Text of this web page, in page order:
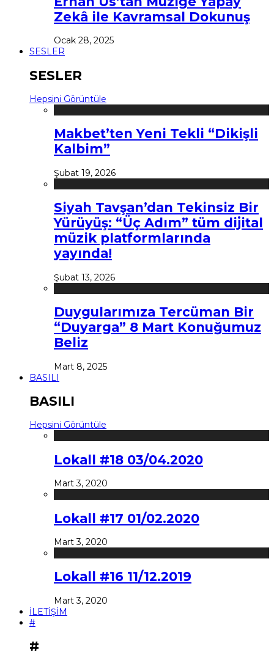
Zekâ ile Kavramsal Dokunuş
Ocak 28, 2025
SESLER
SESLER
Hepsini Görüntüle
Makbet’ten Yeni Tekli “Dikişli
Kalbim”
Şubat 19, 2026
Siyah Tavşan’dan Tekinsiz Bir
Yürüyüş: “Üç Adım” tüm dijital
müzik platformlarında
yayında!
Şubat 13, 2026
Duygularımıza Tercüman Bir
“Duyarga” 8 Mart Konuğumuz
Beliz
Mart 8, 2025
BASILI
BASILI
Hepsini Görüntüle
Lokall #18 03/04.2020
Mart 3, 2020
Lokall #17 01/02.2020
Mart 3, 2020
Lokall #16 11/12.2019
Mart 3, 2020
İLETİŞİM
#
#